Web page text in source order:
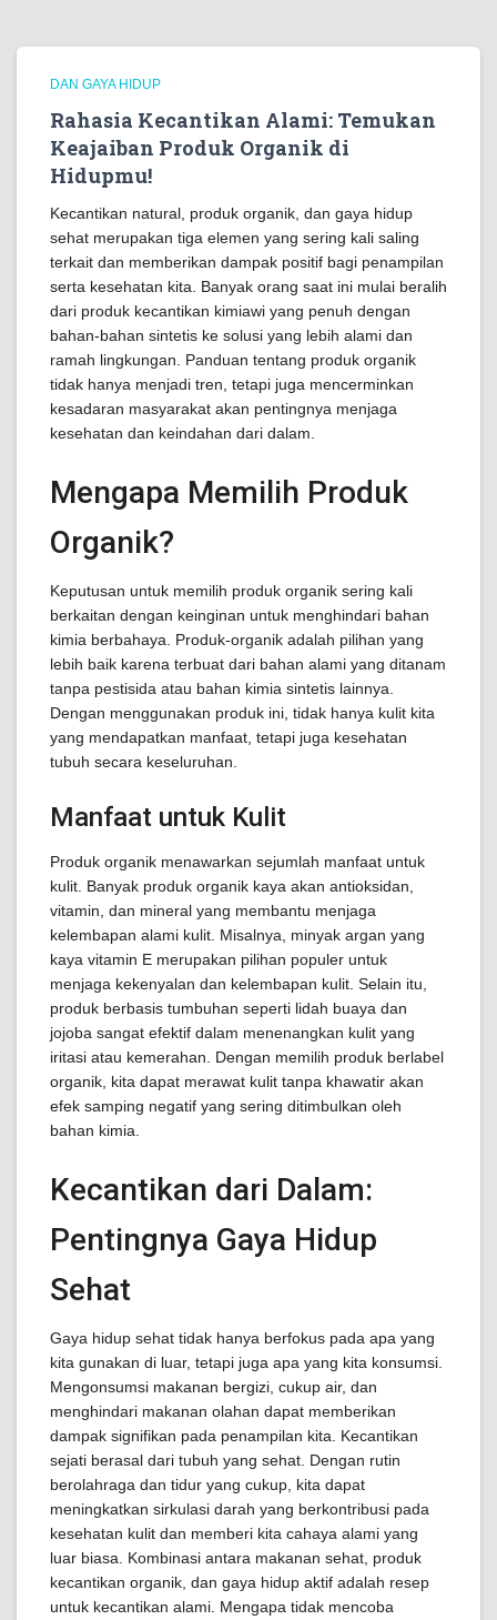
DAN GAYA HIDUP
Rahasia Kecantikan Alami: Temukan
Keajaiban Produk Organik di
Hidupmu!
Kecantikan natural, produk organik, dan gaya hidup
sehat merupakan tiga elemen yang sering kali saling
terkait dan memberikan dampak positif bagi penampilan
serta kesehatan kita. Banyak orang saat ini mulai beralih
dari produk kecantikan kimiawi yang penuh dengan
bahan-bahan sintetis ke solusi yang lebih alami dan
ramah lingkungan. Panduan tentang produk organik
tidak hanya menjadi tren, tetapi juga mencerminkan
kesadaran masyarakat akan pentingnya menjaga
kesehatan dan keindahan dari dalam.
Mengapa Memilih Produk
Organik?
Keputusan untuk memilih produk organik sering kali
berkaitan dengan keinginan untuk menghindari bahan
kimia berbahaya. Produk-organik adalah pilihan yang
lebih baik karena terbuat dari bahan alami yang ditanam
tanpa pestisida atau bahan kimia sintetis lainnya.
Dengan menggunakan produk ini, tidak hanya kulit kita
yang mendapatkan manfaat, tetapi juga kesehatan
tubuh secara keseluruhan.
Manfaat untuk Kulit
Produk organik menawarkan sejumlah manfaat untuk
kulit. Banyak produk organik kaya akan antioksidan,
vitamin, dan mineral yang membantu menjaga
kelembapan alami kulit. Misalnya, minyak argan yang
kaya vitamin E merupakan pilihan populer untuk
menjaga kekenyalan dan kelembapan kulit. Selain itu,
produk berbasis tumbuhan seperti lidah buaya dan
jojoba sangat efektif dalam menenangkan kulit yang
iritasi atau kemerahan. Dengan memilih produk berlabel
organik, kita dapat merawat kulit tanpa khawatir akan
efek samping negatif yang sering ditimbulkan oleh
bahan kimia.
Kecantikan dari Dalam:
Pentingnya Gaya Hidup
Sehat
Gaya hidup sehat tidak hanya berfokus pada apa yang
kita gunakan di luar, tetapi juga apa yang kita konsumsi.
Mengonsumsi makanan bergizi, cukup air, dan
menghindari makanan olahan dapat memberikan
dampak signifikan pada penampilan kita. Kecantikan
sejati berasal dari tubuh yang sehat. Dengan rutin
berolahraga dan tidur yang cukup, kita dapat
meningkatkan sirkulasi darah yang berkontribusi pada
kesehatan kulit dan memberi kita cahaya alami yang
luar biasa. Kombinasi antara makanan sehat, produk
kecantikan organik, dan gaya hidup aktif adalah resep
untuk kecantikan alami. Mengapa tidak mencoba